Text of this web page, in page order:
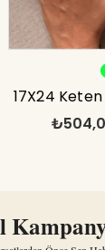
17X24
Journal